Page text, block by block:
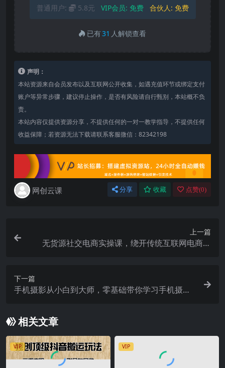
普通用户: 5.8元 VIP会员: 免费 合伙人: 免费
已有31 人解锁查看
声明：
本站资源来自会员发布以及互联网公开收集，如遇充值环节或绑定支付
账户等异常步骤，建议停止操作，是否有风险请自行甄别，本站概不负
责。
本站内容仅提供资源分享，不提供任何的一对一教学指导，不提供任何
收益保障；若资源无法下载请联系客服微信：82342198
网创云课 分享 收藏 点赞(0)
上一篇
无货源社交电商实操课，绕开传统互联网电商模
下一篇
手机摄影从小白到大师，零基础带你学习手机摄
相关文章
VIP VIP